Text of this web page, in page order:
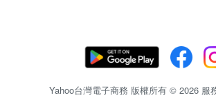
Yahoo台灣電子商務 版權所有 © 2026 服